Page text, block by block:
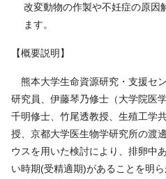
改変動物の作製や不妊症の原因
ます。
【概要説明】
熊本大学生命資源研究・支援セ
研究員、伊藤琴乃修士（大学院医
千明修士、竹尾透教授、生殖工学
授、京都大学医生物学研究所の渡
ウスを用いた検討により、排卵中
い時期(受精適期)があることを明